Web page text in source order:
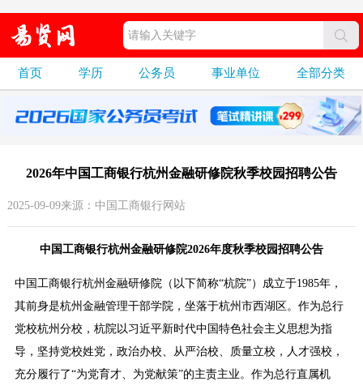
首页 学历 公务员 事业单位 全部分类
2026年中国工商银行杭州金融研修院秋季校园招聘公告
2025-09-09来源：中国工商银行网站
中国工商银行杭州金融研修院2026年度秋季校园招聘公告
中国工商银行杭州金融研修院（以下简称“杭院”）成立于1985年，
其前身是杭州金融管理干部学院，坐落于杭州市西湖区。作为总行
党校杭州分校，杭院以习近平新时代中国特色社会主义思想为指
导，坚持党校姓党，政治办校、从严治校、质量立校，人才强校，
充分履行了“为党育才、为党献策”的主责主业。作为总行直属机